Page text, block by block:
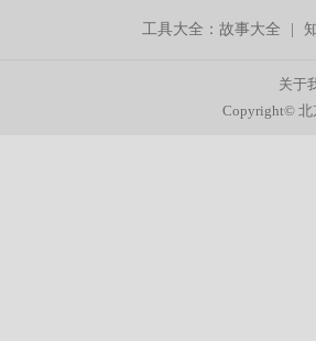
工具大全：故事大全 |
关于
Copyright© 北